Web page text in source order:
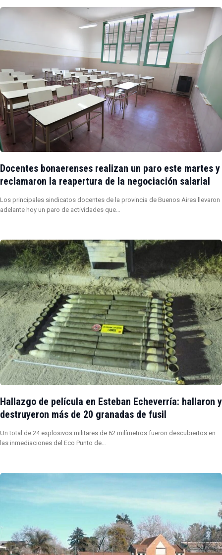
Docentes bonaerenses realizan un paro este martes y
reclamaron la reapertura de la negociación salarial
Los principales sindicatos docentes de la provincia de Buenos Aires llevaron
adelante hoy un paro de actividades que…
Hallazgo de película en Esteban Echeverría: hallaron y
destruyeron más de 20 granadas de fusil
Un total de 24 explosivos militares de 62 milímetros fueron descubiertos en
las inmediaciones del Eco Punto de…